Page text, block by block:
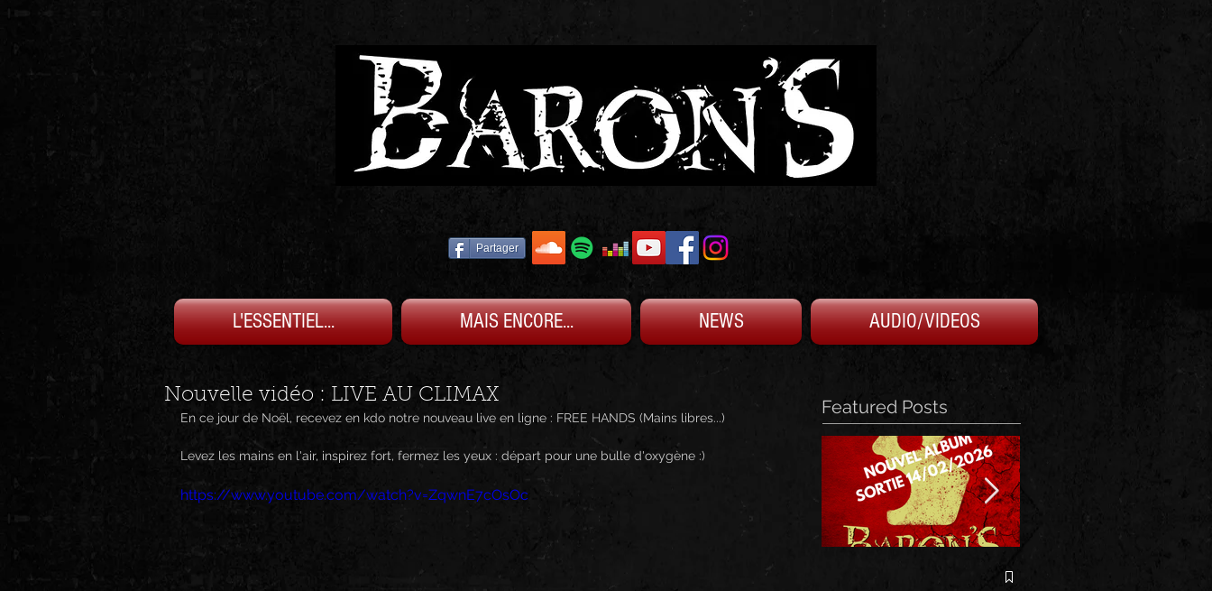
Partager
L'ESSENTIEL... MAIS ENCORE... NEWS AUDIO/VIDEOS
Nouvelle vidéo : LIVE AU CLIMAX
En ce jour de Noël, recevez en kdo notre nouveau live en ligne : FREE HANDS (Mains libres...)
Levez les mains en l'air, inspirez fort, fermez les yeux : départ pour une bulle d'oxygène :)
https://www.youtube.com/watch?v=ZqwnE7cOsOc
Featured Posts